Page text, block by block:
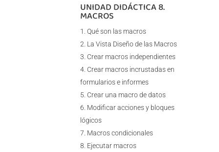
UNIDAD DIDÁCTICA 8.
MACROS
Qué son las macros
La Vista Diseño de las Macros
Crear macros independientes
Crear macros incrustadas en
formularios e informes
Crear una macro de datos
Modificar acciones y bloques
lógicos
Macros condicionales
Ejecutar macros